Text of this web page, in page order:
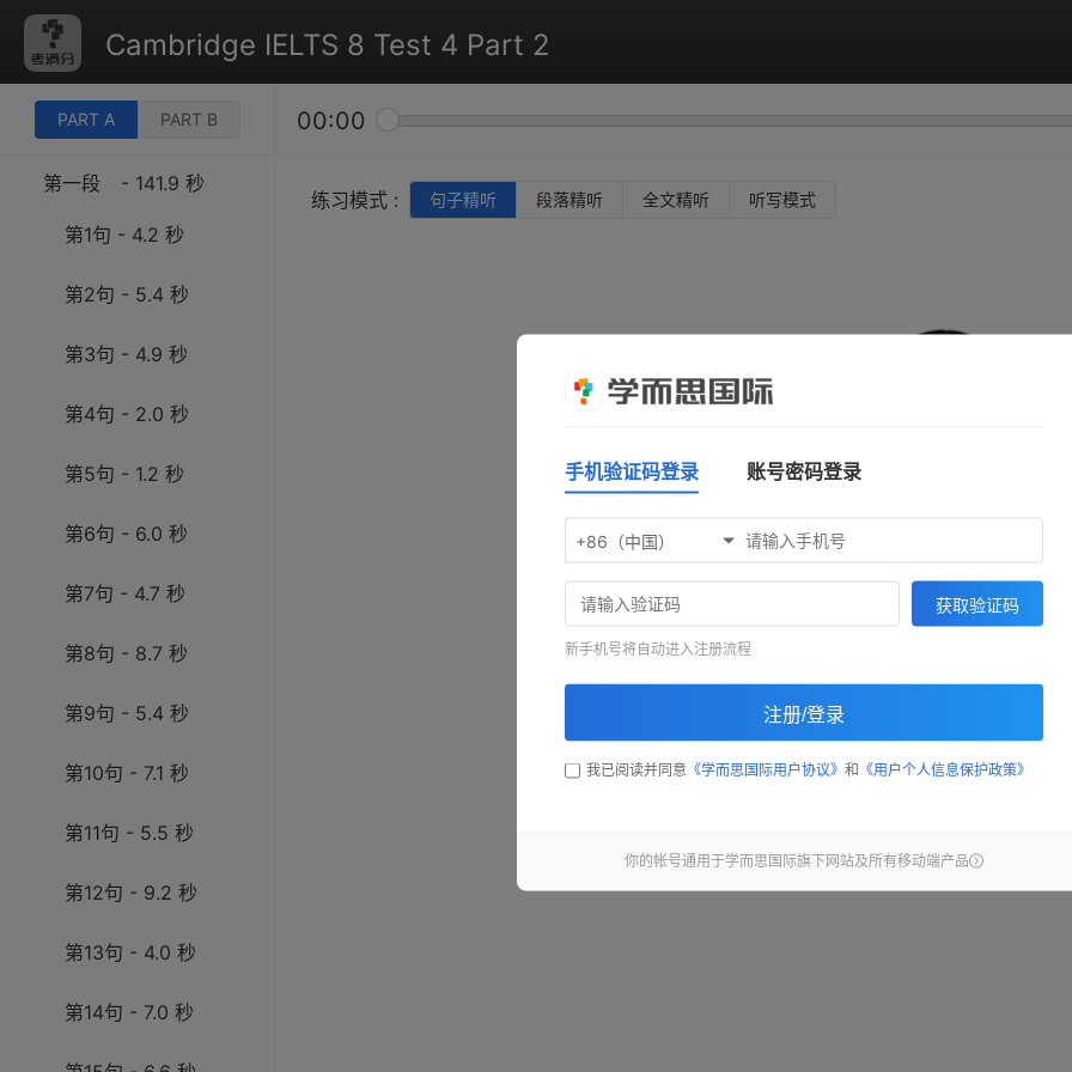
Cambridge IELTS 8 Test 4 Part 2
PART A PART B 00:00
第一段 - 141.9 秒
第1句 - 4.2 秒
第2句 - 5.4 秒
第3句 - 4.9 秒
第4句 - 2.0 秒
第5句 - 1.2 秒
第6句 - 6.0 秒
第7句 - 4.7 秒
第8句 - 8.7 秒
第9句 - 5.4 秒
第10句 - 7.1 秒
第11句 - 5.5 秒
第12句 - 9.2 秒
第13句 - 4.0 秒
第14句 - 7.0 秒
练习模式 : 句子精听 段落精听 全文精听 听写模式
71033同学完
手机验证码登录 账号密码登录
+86（中国）
获取验证码
新手机号将自动进入注册流程
注册/登录
我已阅读并同意 《学而思国际用户协议》 和 《用户个人信息保护政策》
你的帐号通用于学而思国际旗下网站及所有移动端产品